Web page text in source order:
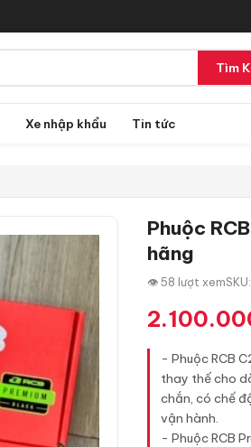
Tìm
Xe nhập khẩu Tin tức
Phuộc
hãng
👁 58 lượt xem
- Phuộc RCB
thay thế cho
chắn, có chế
vận hành.
- Phuộc RCB